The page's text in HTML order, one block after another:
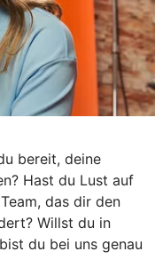
bereit, deine
Hast du Lust auf
das dir den
Willst du in
du bei uns genau